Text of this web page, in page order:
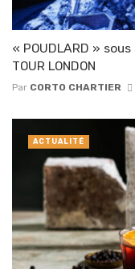
« POUDLARD » sous
TOUR LONDON
Par CORTO CHARTIER
ACTUALITÉ